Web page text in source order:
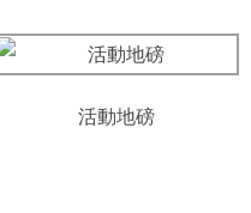
活動地磅